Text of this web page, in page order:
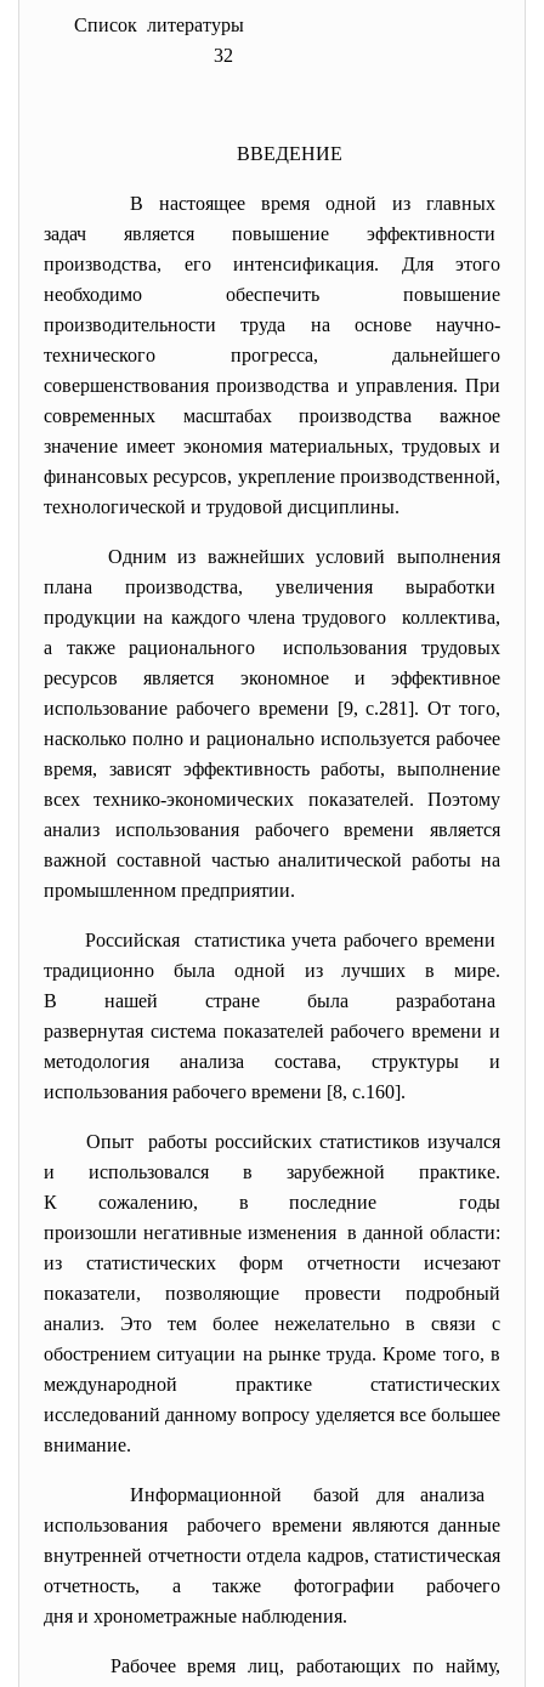
Список литературы
32
ВВЕДЕНИЕ
В настоящее время одной из главных
задач является повышение эффективности
производства, его интенсификация. Для этого
необходимо обеспечить повышение
производительности труда на основе научно-
технического прогресса, дальнейшего
совершенствования производства и управления. При
современных масштабах производства важное
значение имеет экономия материальных, трудовых и
финансовых ресурсов, укрепление производственной,
технологической и трудовой дисциплины.
Одним из важнейших условий выполнения
плана производства, увеличения выработки
продукции на каждого члена трудового коллектива,
а также рационального использования трудовых
ресурсов является экономное и эффективное
использование рабочего времени [9, c.281]. От того,
насколько полно и рационально используется рабочее
время, зависят эффективность работы, выполнение
всех технико-экономических показателей. Поэтому
анализ использования рабочего времени является
важной составной частью аналитической работы на
промышленном предприятии.
Российская статистика учета рабочего времени
традиционно была одной из лучших в мире.
В нашей стране была разработана
развернутая система показателей рабочего времени и
методология анализа состава, структуры и
использования рабочего времени [8, c.160].
Опыт работы российских статистиков изучался
и использовался в зарубежной практике.
К сожалению, в последние годы
произошли негативные изменения в данной области:
из статистических форм отчетности исчезают
показатели, позволяющие провести подробный
анализ. Это тем более нежелательно в связи с
обострением ситуации на рынке труда. Кроме того, в
международной практике статистических
исследований данному вопросу уделяется все большее
внимание.
Информационной базой для анализа
использования рабочего времени являются данные
внутренней отчетности отдела кадров, статистическая
отчетность, а также фотографии рабочего
дня и хронометражные наблюдения.
Рабочее время лиц, работающих по найму,